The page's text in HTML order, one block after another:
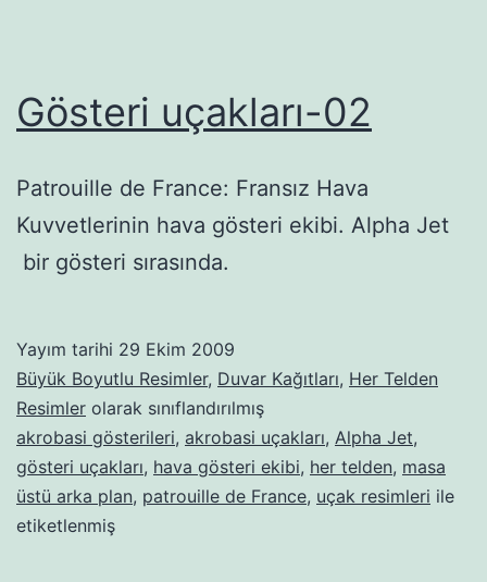
Gösteri uçakları-02
Patrouille de France: Fransız Hava
Kuvvetlerinin hava gösteri ekibi. Alpha Jet
bir gösteri sırasında.
Yayım tarihi 29 Ekim 2009
Büyük Boyutlu Resimler, Duvar Kağıtları, Her Telden
Resimler olarak sınıflandırılmış
akrobasi gösterileri, akrobasi uçakları, Alpha Jet,
gösteri uçakları, hava gösteri ekibi, her telden, masa
üstü arka plan, patrouille de France, uçak resimleri ile
etiketlenmiş